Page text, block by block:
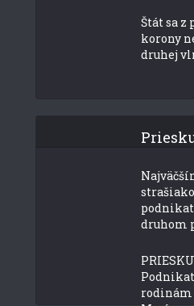
Štát sa z
korony
druhej
druhom
rodinám